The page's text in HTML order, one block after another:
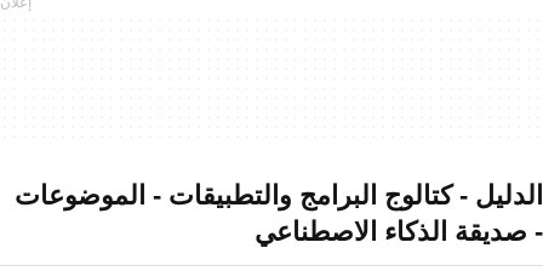
الدليل - كتالوج البرامج والتطبيقات - الموضوعات
- صديقة الذكاء الاصطناعي